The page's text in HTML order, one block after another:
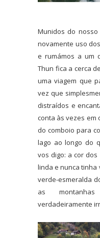
Munidos do nosso
novamente uso
e rumámos a um
Thun fica a cerca
uma viagem que
vez que
distraídos e
conta às vezes em
do comboio para
lago ao longo do
vos digo: a cor
linda e nunca tinha
verde-esmeralda
as
verdadeiramente